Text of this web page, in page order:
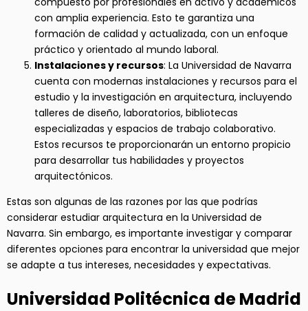
con amplia experiencia. Esto te garantiza una
formación de calidad y actualizada, con un enfoque
práctico y orientado al mundo laboral.
Instalaciones y recursos: La Universidad de Navarra
cuenta con modernas instalaciones y recursos para el
estudio y la investigación en arquitectura, incluyendo
talleres de diseño, laboratorios, bibliotecas
especializadas y espacios de trabajo colaborativo.
Estos recursos te proporcionarán un entorno propicio
para desarrollar tus habilidades y proyectos
arquitectónicos.
Estas son algunas de las razones por las que podrías
considerar estudiar arquitectura en la Universidad de
Navarra. Sin embargo, es importante investigar y comparar
diferentes opciones para encontrar la universidad que mejor
se adapte a tus intereses, necesidades y expectativas.
Universidad Politécnica de Madrid